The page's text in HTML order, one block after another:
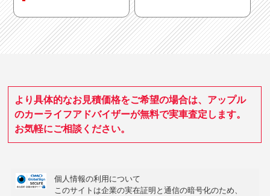
より具体的なお見積価格をご希望の場合は、アップル
のカーライフアドバイザーが無料で実車査定します。
お気軽にご相談ください。
個人情報の利用について
このサイトは企業の実在証明と通信の暗号化のため、